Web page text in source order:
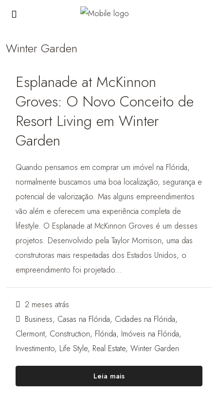
Winter Garden
Esplanade at McKinnon
Groves: O Novo Conceito de
Resort Living em Winter
Garden
Quando pensamos em comprar um imóvel na Flórida,
normalmente buscamos uma boa localização, segurança e
potencial de valorização. Mas alguns empreendimentos
vão além e oferecem uma experiência completa de
lifestyle. O Esplanade at McKinnon Groves é um desses
projetos. Desenvolvido pela Taylor Morrison, uma das
construtoras mais respeitadas dos Estados Unidos, o
empreendimento foi projetado...
2 meses atrás
Business, Casas na Flórida, Cidades na Flórida,
Clermont, Construction, Flórida, Imóveis na Flórida,
Investimento, Life Style, Real Estate, Winter Garden
Leia mais